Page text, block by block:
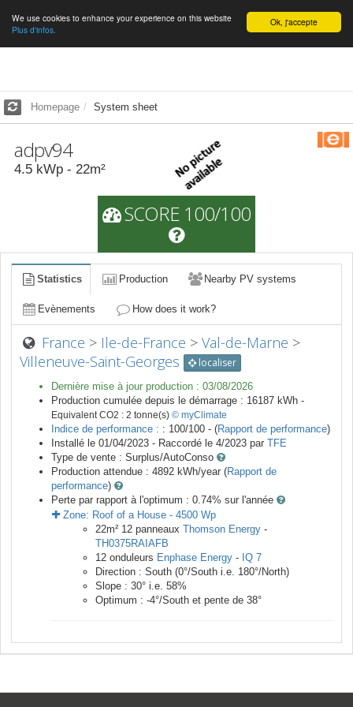
English Ok, j'accepte
We use cookies to enhance your experience on this website
Plus d'infos.
Homepage System sheet
adpv94
4.5 kWp - 22m²
SCORE 100/100
Statistics Production Nearby PV systems
Evènements How does it work?
France > Ile-de-France >Val-de-Marne >
Villeneuve-Saint-Georges
localiser
Dernière mise à jour production : 03/08/2026
Production cumulée depuis le démarrage : 16187 kWh -
Equivalent CO2 : 2 tonne(s) © myClimate
Indice de performance : : 100/100 - (Rapport de performance)
Installé le 01/04/2023 - Raccordé le 4/2023 par TFE
Type de vente : Surplus/AutoConso
Production attendue : 4892 kWh/year (Rapport de
performance)
Perte par rapport à l'optimum : 0.74% sur l'année
Zone: Roof of a House - 4500 Wp
22m² 12 panneaux Thomson Energy -
TH0375RAIAFB
12 onduleurs Enphase Energy - IQ 7
Direction : South (0°/South i.e. 180°/North)
Slope : 30° i.e. 58%
Optimum : -4°/South et pente de 38°